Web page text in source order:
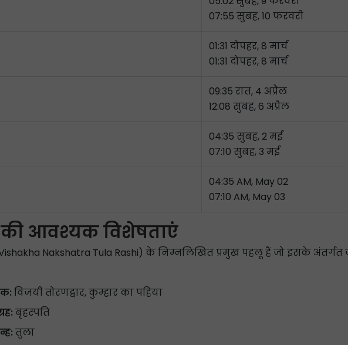
07:55 सुबह, 10 फरवरी
01:31 दोपहर, 8 मार्च
01:31 दोपहर, 8 मार्च
09:35 रात, 4 अप्रैल
12:08 सुबह, 6 अप्रैल
04:35 सुबह, 2 मई
07:10 सुबह, 3 मई
04:35 AM, May 02
07:10 AM, May 03
की आवश्यक विशेषताएं
(Vishakha Nakshatra Tula Rashi) के निम्नलिखित प्रमुख पहलू हैं जो इसके
विजयी तोरणद्वार, कुम्हार का पहिया
बृहस्पति
तुला